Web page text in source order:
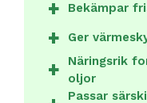
Bekämpar
Ger
Näringsrik
oljor
Passar